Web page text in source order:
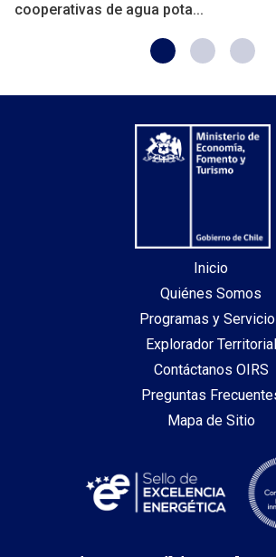
cooperativas de agua pota...
Inicio
Quiénes Somos
Programas y
Explorador Territorial
Contáctanos OIRS
Preguntas
Mapa de Sitio